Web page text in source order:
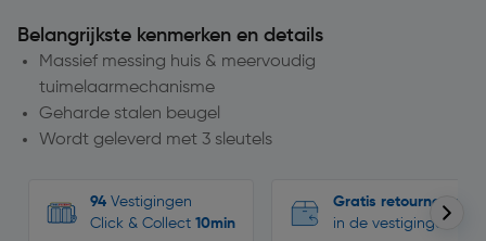
Belangrijkste kenmerken en details
Massief messing huis & meervoudig
tuimelaarmechanisme
Geharde stalen beugel
Wordt geleverd met 3 sleutels
94 Vestigingen
Click & Collect 10min
Gratis retourneren
in de vestigingen